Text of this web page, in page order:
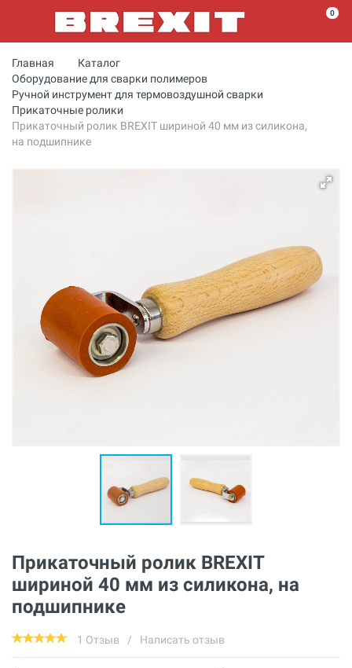
0
Главная
Каталог
Оборудование для сварки полимеров
Ручной инструмент для термовоздушной сварки
Прикаточные ролики
Прикаточный ролик BREXIT шириной 40 мм из силикона,
на подшипнике
Прикаточный ролик BREXIT
шириной 40 мм из силикона, на
подшипнике
1 Отзыв / Написать отзыв